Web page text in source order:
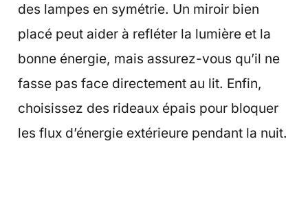
des lampes en symétrie. Un miroir bien
placé peut aider à refléter la lumière et la
bonne énergie, mais assurez-vous qu’il ne
fasse pas face directement au lit. Enfin,
choisissez des rideaux épais pour bloquer
les flux d’énergie extérieure pendant la nuit.